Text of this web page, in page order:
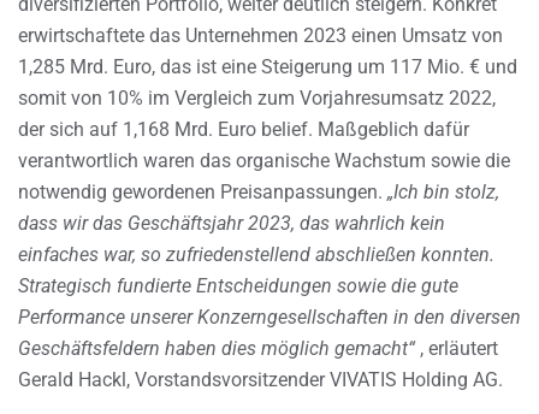
erwirtschaftete das Unternehmen 2023 einen Umsatz von
1,285 Mrd. Euro, das ist eine Steigerung um 117 Mio. € und
somit von 10% im Vergleich zum Vorjahresumsatz 2022,
der sich auf 1,168 Mrd. Euro belief. Maßgeblich dafür
verantwortlich waren das organische Wachstum sowie die
notwendig gewordenen Preisanpassungen. „Ich bin stolz,
dass wir das Geschäftsjahr 2023, das wahrlich kein
einfaches war, so zufriedenstellend abschließen konnten.
Strategisch fundierte Entscheidungen sowie die gute
Performance unserer Konzerngesellschaften in den diversen
Geschäftsfeldern haben dies möglich gemacht“, erläutert
Gerald Hackl, Vorstandsvorsitzender VIVATIS Holding AG.